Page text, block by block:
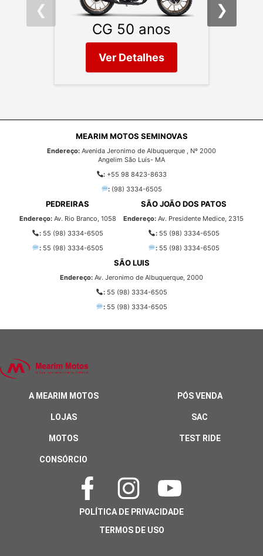
CG 50 anos
Ver Detalhes
❮ ❯
MEARIM MOTOS SEMINOVAS
Endereço: Avenida Jeronimo de Albuquerque , Nº 2000
Angelim São Luís- MA
: +55 98 8423-8633
: (98) 3334-6505
PEDREIRAS
Endereço:Av. Rio Branco, 1058
:55 (98) 3334-6505
:55 (98) 3334-6505
SÃO JOÃO DOS PATOS
Endereço: Av. Presidente Medice, 2315
:55 (98) 3334-6505
:55 (98) 3334-6505
SÃO LUIS
Endereço: Av. Jeronimo de Albuquerque, 2000
:55 (98) 3334-6505
:55 (98) 3334-6505
A MEARIM MOTOS
LOJAS
MOTOS
CONSÓRCIO
PÓS VENDA
SAC
TEST RIDE
POLÍTICA DE PRIVACIDADE
TERMOS DE USO